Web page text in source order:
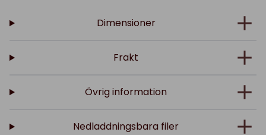
Dimensioner
Frakt
Övrig information
Nedladdningsbara filer